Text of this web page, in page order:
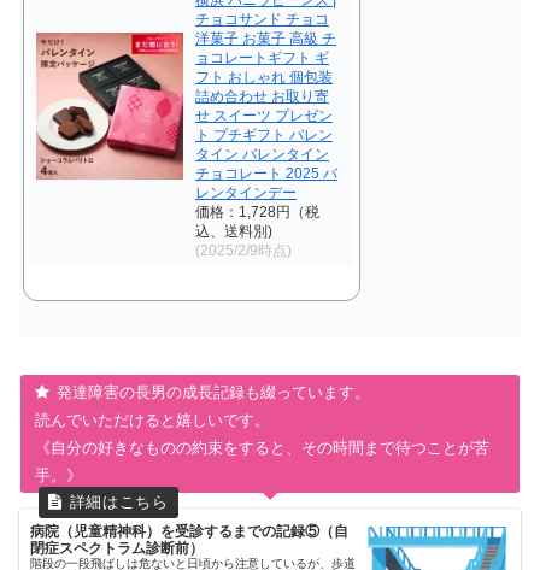
チョコサンド チョコ
洋菓子 お菓子 高級 チ
ョコレートギフト ギ
フト おしゃれ 個包装
詰め合わせ お取り寄
せ スイーツ プレゼン
ト プチギフト バレン
タイン バレンタイン
チョコレート 2025 バ
レンタインデー
価格：1,728円（税
込、送料別)
(2025/2/9時点)
発達障害の長男の成長記録も綴っています。
読んでいただけると嬉しいです。
《自分の好きなものの約束をすると、その時間まで待つことが苦
手。》
病院（児童精神科）を受診するまでの記録⑤（自
閉症スペクトラム診断前）
階段の一段飛ばしは危ないと日頃から注意しているが、歩道